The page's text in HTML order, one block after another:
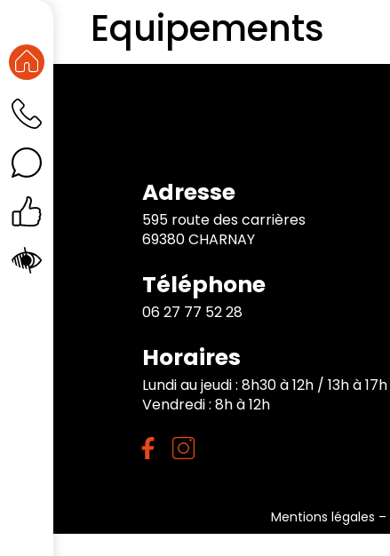
Equipements
Adresse
595 route des carrières
69380 CHARNAY
Téléphone
06 27 77 52 28
Horaires
Lundi au jeudi : 8h30 à 12h / 13h à 17h
Vendredi : 8h à 12h
Mentions légales –